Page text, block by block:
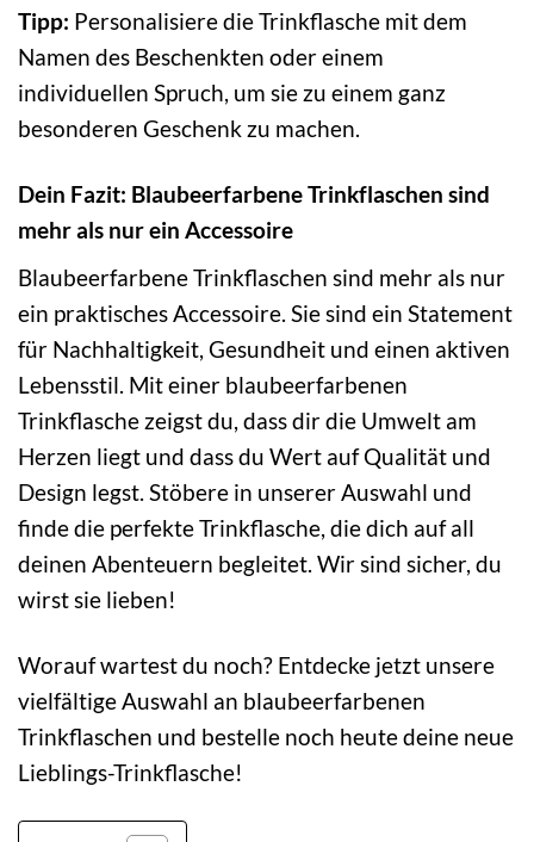
Tipp: Personalisiere die Trinkflasche mit dem
Namen des Beschenkten oder einem
individuellen Spruch, um sie zu einem ganz
besonderen Geschenk zu machen.
Dein Fazit: Blaubeerfarbene Trinkflaschen sind
mehr als nur ein Accessoire
Blaubeerfarbene Trinkflaschen sind mehr als nur
ein praktisches Accessoire. Sie sind ein Statement
für Nachhaltigkeit, Gesundheit und einen aktiven
Lebensstil. Mit einer blaubeerfarbenen
Trinkflasche zeigst du, dass dir die Umwelt am
Herzen liegt und dass du Wert auf Qualität und
Design legst. Stöbere in unserer Auswahl und
finde die perfekte Trinkflasche, die dich auf all
deinen Abenteuern begleitet. Wir sind sicher, du
wirst sie lieben!
Worauf wartest du noch? Entdecke jetzt unsere
vielfältige Auswahl an blaubeerfarbenen
Trinkflaschen und bestelle noch heute deine neue
Lieblings-Trinkflasche!